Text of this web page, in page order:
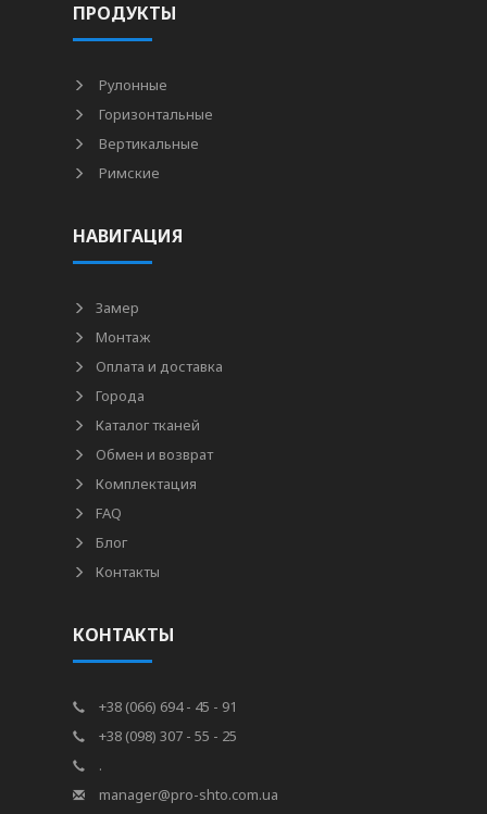
ПРОДУКТЫ
Рулонные
Горизонтальные
Вертикальные
Римские
НАВИГАЦИЯ
Замер
Монтаж
Оплата и доставка
Города
Каталог тканей
Обмен и возврат
Комплектация
FAQ
Блог
Контакты
КОНТАКТЫ
+38 (066) 694 - 45 - 91
+38 (098) 307 - 55 - 25
.
manager@pro-shto.com.ua